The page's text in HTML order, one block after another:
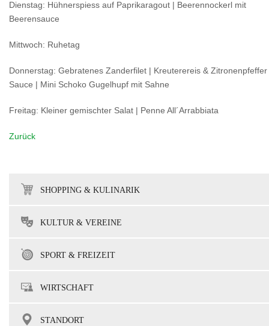
Dienstag: Hühnerspiess auf Paprikaragout | Beerennockerl mit
Beerensauce
Mittwoch: Ruhetag
Donnerstag: Gebratenes Zanderfilet | Kreuterereis & Zitronenpfeffer
Sauce | Mini Schoko Gugelhupf mit Sahne
Freitag: Kleiner gemischter Salat | Penne All´Arrabbiata
Zurück
SHOPPING & KULINARIK
KULTUR & VEREINE
SPORT & FREIZEIT
WIRTSCHAFT
STANDORT